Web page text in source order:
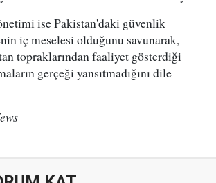
ise Pakistan'daki güvenlik
iç meselesi olduğunu savunarak,
topraklarından faaliyet gösterdiği
gerçeği yansıtmadığını dile